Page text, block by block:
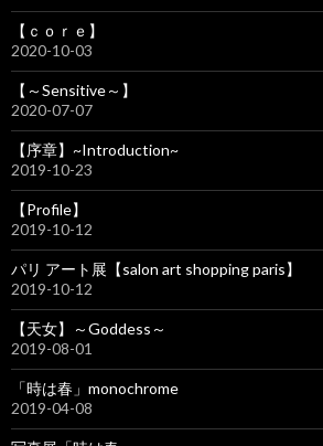
【ｃｏｒｅ】
2020-10-03
【～Sensitive～】
2020-07-07
【序章】~Introduction~
2019-10-23
【Profile】
2019-10-12
パリ アート展【salon art shopping paris】
2019-10-12
【天女】～Goddess～
2019-08-01
「時は春」monochrome
2019-04-08